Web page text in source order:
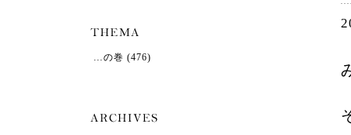
…の巻 (476)